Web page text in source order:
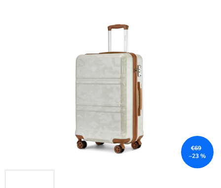
€69
–23 %